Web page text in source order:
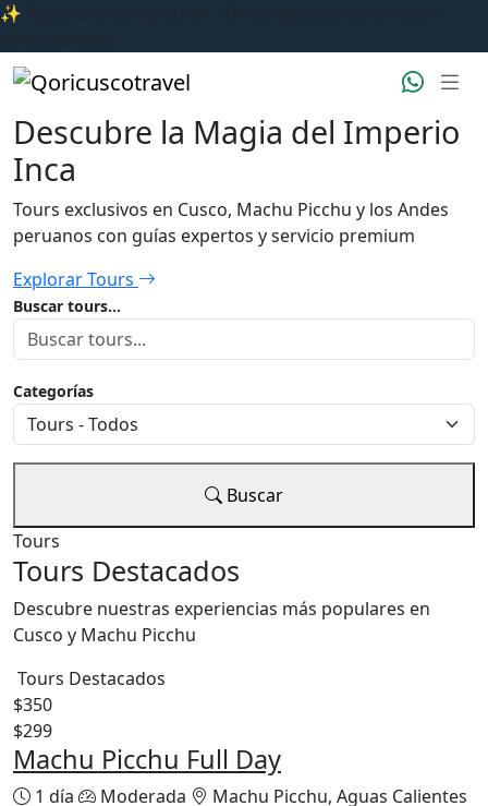
✨ Reserva ahora y obtén 10% de descuento en tours
Descubre la Magia del Imperio
Inca
Tours exclusivos en Cusco, Machu Picchu y los Andes
peruanos con guías expertos y servicio premium
Explorar Tours
Buscar tours...
Categorías
Buscar
Tours
Tours Destacados
Descubre nuestras experiencias más populares en
Cusco y Machu Picchu
$350
$299
Machu Picchu Full Day
1 día Moderada
Machu Picchu, Aguas Calientes